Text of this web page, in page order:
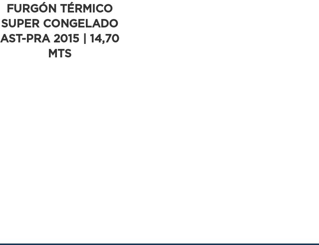
FURGÓN TÉRMICO
SUPER CONGELADO
AST-PRA 2015 | 14,70
MTS